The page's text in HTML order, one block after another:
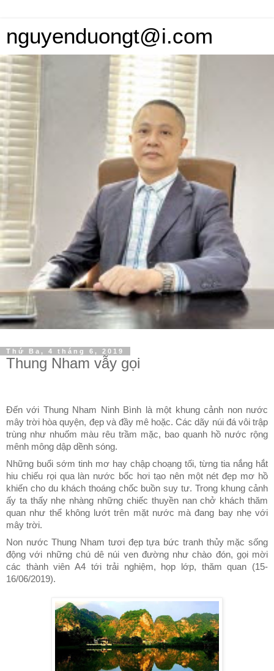
nguyenduongt@i.com
Thứ Ba, 4 tháng 6, 2019
Thung Nham vẫy gọi
Đến với Thung Nham Ninh Bình là một khung cảnh non nước
mây trời hòa quyện, đẹp và đầy mê hoặc. Các dãy núi đá vôi trập
trùng như nhuốm màu rêu trầm mặc, bao quanh hồ nước rộng
mênh mông dập dềnh sóng.
Những buổi sớm tinh mơ hay chập choạng tối, từng tia nắng hắt
hiu chiếu rọi qua làn nước bốc hơi tạo nên một nét đẹp mơ hồ
khiến cho du khách thoáng chốc buồn suy tư. Trong khung cảnh
ấy ta thấy nhẹ nhàng những chiếc thuyền nan chở khách thăm
quan như thể không lướt trên mặt nước mà đang bay nhẹ với
mây trời.
Non nước Thung Nham tươi đẹp tựa bức tranh thủy mặc sống
động với những chú dê núi ven đường như chào đón, gọi mời
các thành viên A4 tới trải nghiệm, họp lớp, thăm quan (15-
16/06/2019).